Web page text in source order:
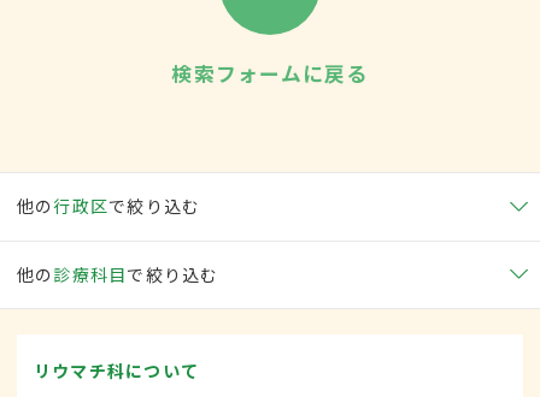
検索フォームに戻る
他の行政区で絞り込む
他の 診療科目で絞り込む
リウマチ科について